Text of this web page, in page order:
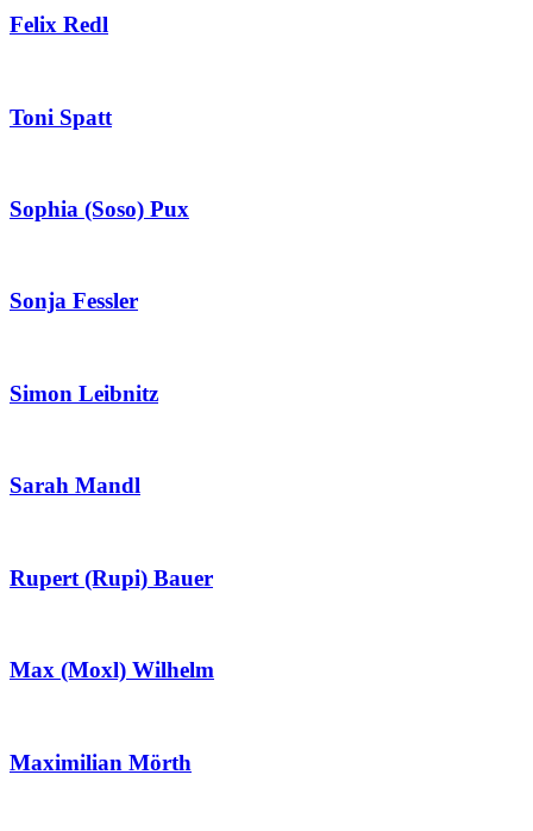
Felix Redl
Toni Spatt
Sophia (Soso) Pux
Sonja Fessler
Simon Leibnitz
Sarah Mandl
Rupert (Rupi) Bauer
Max (Moxl) Wilhelm
Maximilian Mörth